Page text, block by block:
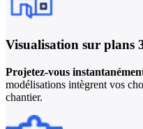
Visualisation sur plans
Projetez-vous
modélisations intègrent vos
chantier.